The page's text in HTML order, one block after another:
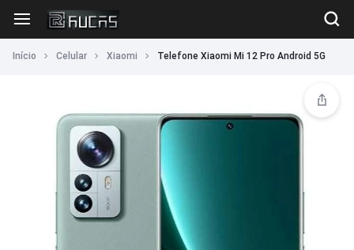
Início Celular Xiaomi Telefone Xiaomi Mi 12 Pro Android 5G